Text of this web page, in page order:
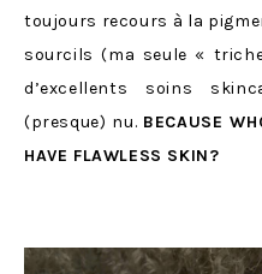
toujours recours à la
sourcils (ma seule «
d’excellents soins
(presque) nu. BECAUSE
HAVE FLAWLESS SKIN?